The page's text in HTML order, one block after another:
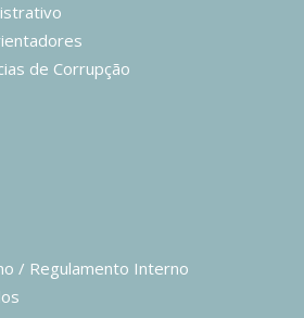
de Corrupção
/ Regulamento Interno